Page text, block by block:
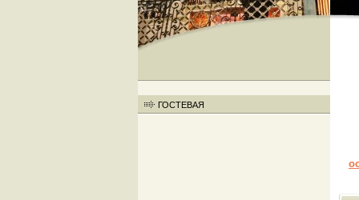
ГОСТЕВАЯ